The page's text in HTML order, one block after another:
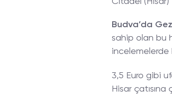
Budva’da
sahip olan bu
incelemelerde
3,5 Euro gibi
Hisar çatısına